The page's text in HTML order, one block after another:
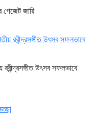
গেজেট জারি
রবীন্দ্রসঙ্গীত উৎসব সফলভাবে